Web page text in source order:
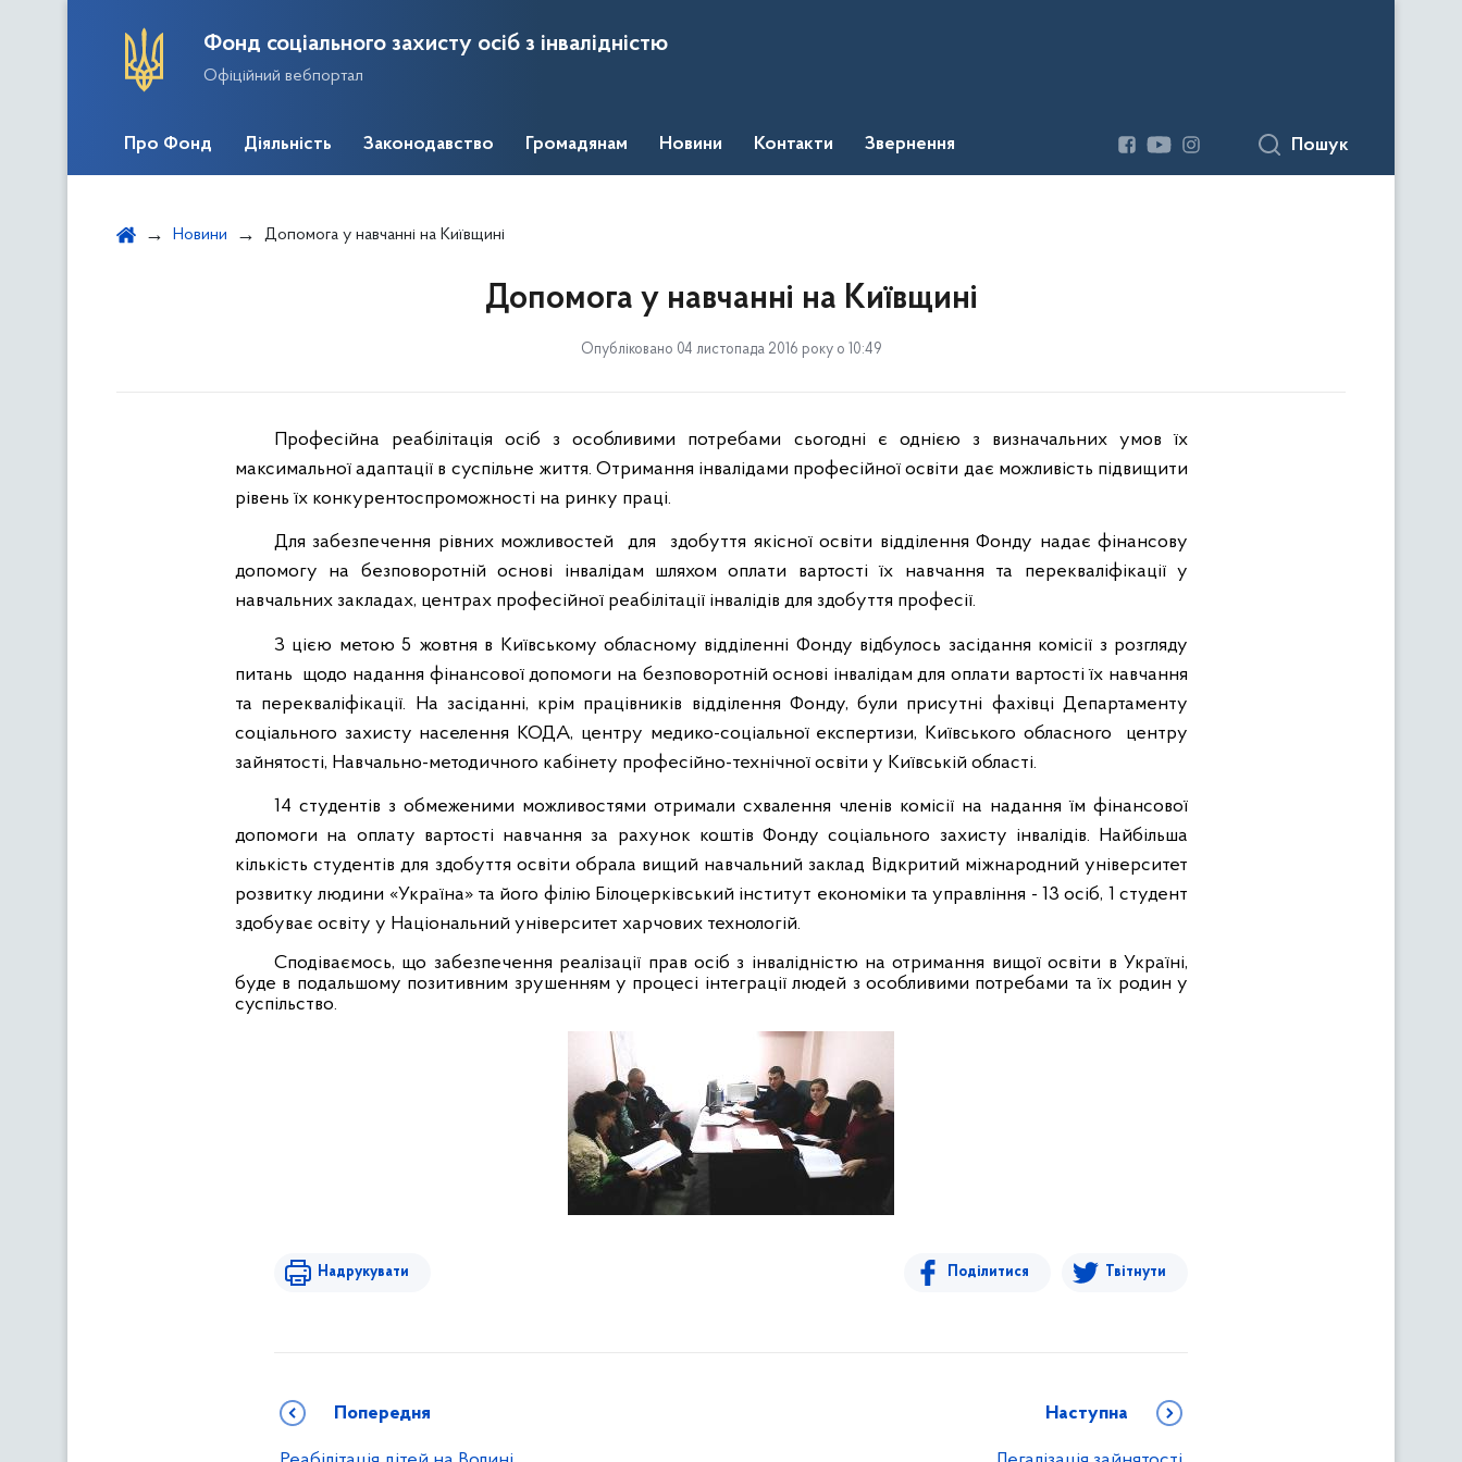
Фонд соціального захисту осіб з інвалідністю
Офіційний вебпортал
Про Фонд Діяльність Законодавство Громадянам Новини Контакти Звернення Пошук
Новини Допомога у навчанні на Київщині
Допомога у навчанні на Київщині
Опубліковано 04 листопада 2016 року о 10:49
Професійна реабілітація осіб з особливими потребами сьогодні є однією з визначальних умов їх
максимальної адаптації в суспільне життя. Отримання інвалідами професійної освіти дає можливість підвищити
рівень їх конкурентоспроможності на ринку праці.
Для забезпечення рівних можливостей для
здобуття якісної освіти відділення Фонду надає фінансову
допомогу на безповоротній основі інвалідам шляхом оплати вартості їх навчання та перекваліфікації у
навчальних закладах, центрах професійної реабілітації інвалідів для здобуття професії.
З цією метою 5 жовтня в Київському обласному відділенні Фонду відбулось засідання комісії з розгляду
питань щодо надання фінансової допомоги на безповоротній основі інвалідам для оплати вартості їх навчання
та перекваліфікації. На засіданні, крім працівників відділення Фонду, були присутні фахівці Департаменту
соціального захисту населення КОДА, центру медико-соціальної експертизи, Київського обласного
центру
зайнятості, Навчально-методичного кабінету професійно-технічної освіти у Київській області.
14 студентів з обмеженими можливостями отримали схвалення членів комісії на надання їм фінансової
допомоги на оплату вартості навчання за рахунок коштів Фонду соціального захисту інвалідів. Найбільша
кількість студентів для здобуття освіти обрала вищий навчальний заклад Відкритий міжнародний університет
розвитку людини «Україна» та його філію Білоцерківський інститут економіки та управління - 13 осіб, 1 студент
здобуває освіту у Національний університет харчових технологій.
Сподіваємось, що забезпечення реалізації прав осіб з інвалідністю на отримання вищої освіти в Україні,
буде в подальшому позитивним зрушенням у процесі інтеграції людей з особливими потребами та їх родин у
суспільство.
Надрукувати Поділитися Твітнути
Попередня Наступна